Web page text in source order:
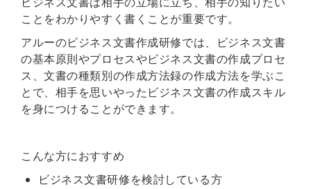
ことをわかりやすく書くことが重要です。
アルーのビジネス文書作成研修では、ビジネス文書
の基本原則やプロセスやビジネス文書の作成プロセ
ス、文書の種類別の作成方法録の作成方法を学ぶこ
とで、相手を思いやったビジネス文書の作成スキル
を身につけることができます。
こんな方におすすめ
ビジネス文書研修を検討している方